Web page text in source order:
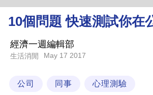
理
財
商
業
技
10個問題 快速測試你在
經濟一週編輯部
生活消閒 May 17 2017
公司 同事 心理測驗